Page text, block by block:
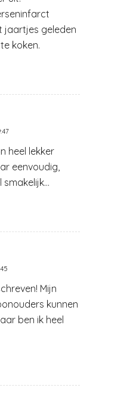
jaartjes geleden
koken.
heel lekker
eenvoudig,
smakelijk…
Mijn
kunnen
ben ik heel